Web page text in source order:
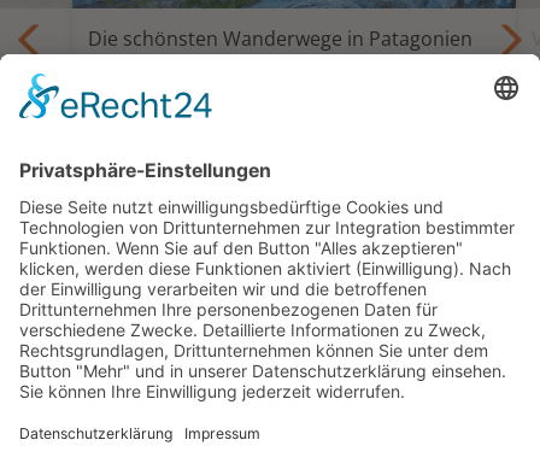
Die schönsten Wanderwege in Patagonien
Trekking und Selbstfahrertour Die
Giganten Patagoniens
Arenas oder Ushuaia
ab 5.595,— €